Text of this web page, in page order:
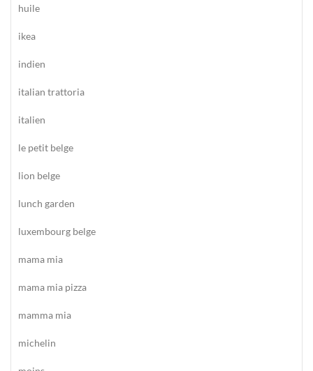
huile
ikea
indien
italian trattoria
italien
le petit belge
lion belge
lunch garden
luxembourg belge
mama mia
mama mia pizza
mamma mia
michelin